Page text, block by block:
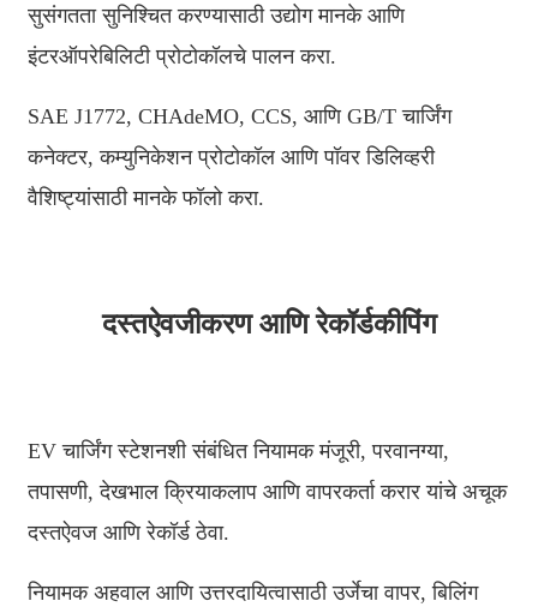
中文
Esperanto
Hmong
सुसंगतता सुनिश्चित करण्यासाठी उद्योग मानके आणि
इंटरऑपरेबिलिटी प्रोटोकॉलचे पालन करा.
SAE J1772, CHAdeMO, CCS, आणि GB/T चार्जिंग
कनेक्टर, कम्युनिकेशन प्रोटोकॉल आणि पॉवर डिलिव्हरी
वैशिष्ट्यांसाठी मानके फॉलो करा.
दस्तऐवजीकरण आणि रेकॉर्डकीपिंग
EV चार्जिंग स्टेशनशी संबंधित नियामक मंजूरी, परवानग्या,
तपासणी, देखभाल क्रियाकलाप आणि वापरकर्ता करार यांचे अचूक
दस्तऐवज आणि रेकॉर्ड ठेवा.
नियामक अहवाल आणि उत्तरदायित्वासाठी उर्जेचा वापर, बिलिंग